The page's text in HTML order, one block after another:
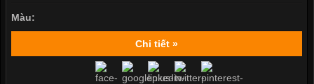
Màu:
Chi tiết »